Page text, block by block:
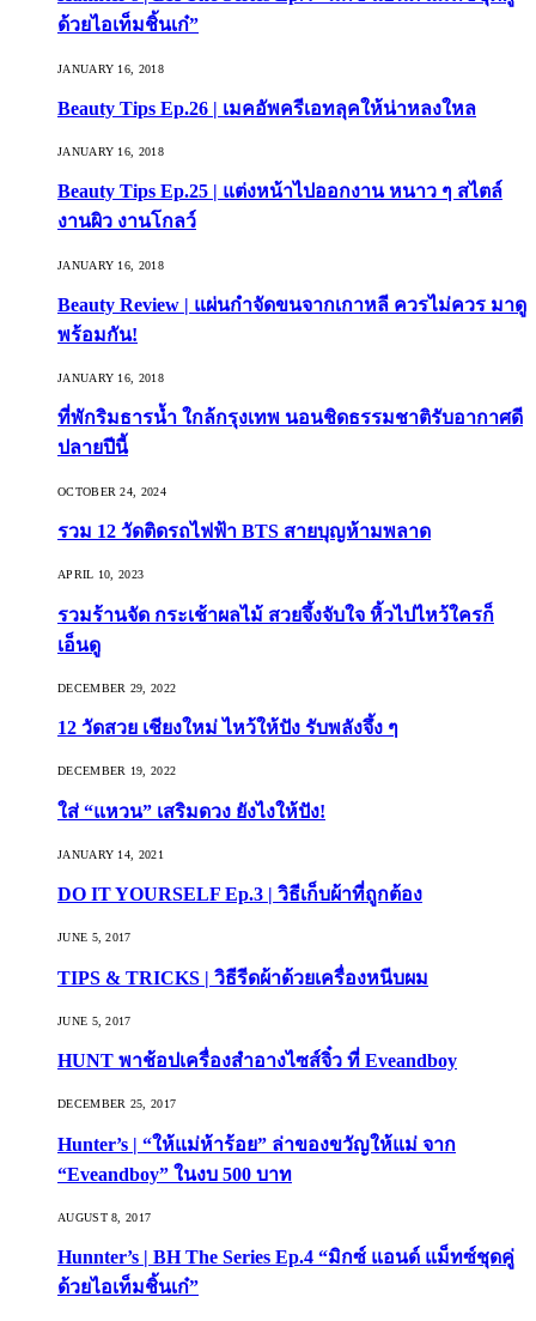
ด้วยไอเท็มชิ้นเก๋”
JANUARY 16, 2018
Beauty Tips Ep.26 | เมคอัพครีเอทลุคให้น่าหลงใหล
JANUARY 16, 2018
Beauty Tips Ep.25 | แต่งหน้าไปออกงาน หนาว ๆ สไตล์
งานผิว งานโกลว์
JANUARY 16, 2018
Beauty Review | แผ่นกำจัดขนจากเกาหลี ควรไม่ควร มาดู
พร้อมกัน!
JANUARY 16, 2018
ที่พักริมธารน้ำ ใกล้กรุงเทพ นอนชิดธรรมชาติรับอากาศดี
ปลายปีนี้
OCTOBER 24, 2024
รวม 12 วัดติดรถไฟฟ้า BTS สายบุญห้ามพลาด
APRIL 10, 2023
รวมร้านจัด กระเช้าผลไม้ สวยจึ้งจับใจ หิ้วไปไหว้ใครก็
เอ็นดู
DECEMBER 29, 2022
12 วัดสวย เชียงใหม่ ไหว้ให้ปัง รับพลังจึ้ง ๆ
DECEMBER 19, 2022
ใส่ “แหวน” เสริมดวง ยังไงให้ปัง!
JANUARY 14, 2021
DO IT YOURSELF Ep.3 | วิธีเก็บผ้าที่ถูกต้อง
JUNE 5, 2017
TIPS & TRICKS | วิธีรีดผ้าด้วยเครื่องหนีบผม
JUNE 5, 2017
HUNT พาช้อปเครื่องสำอางไซส์จิ๋ว ที่ Eveandboy
DECEMBER 25, 2017
Hunter’s | “ให้แม่ห้าร้อย” ล่าของขวัญให้แม่ จาก
“Eveandboy” ในงบ 500 บาท
AUGUST 8, 2017
Hunnter’s | BH The Series Ep.4 “มิกซ์ แอนด์ แม็ทซ์ชุดคู่
ด้วยไอเท็มชิ้นเก๋”